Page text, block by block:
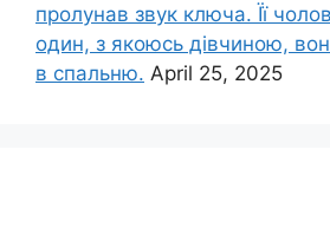
пролунав звук ключа. Її
один, з якоюсь дівчиною,
в спальню. April 25, 2025